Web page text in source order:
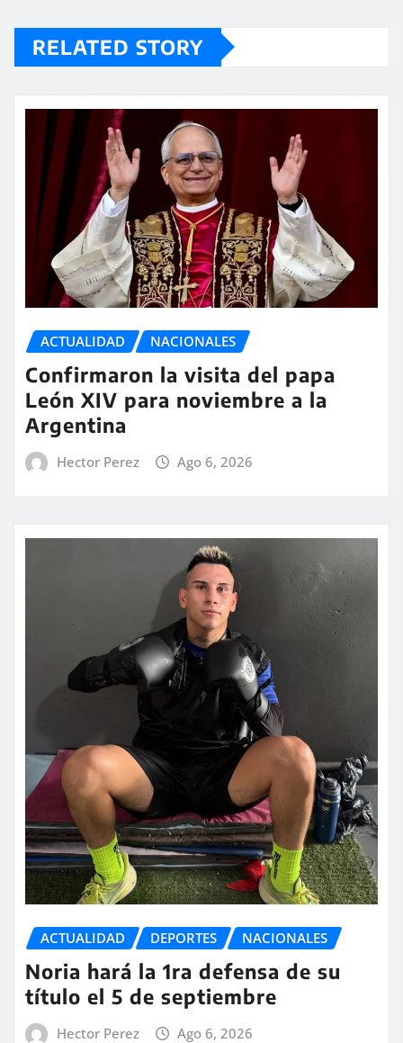
RELATED STORY
ACTUALIDAD NACIONALES
Confirmaron la visita del papa
León XIV para noviembre a la
Argentina
Hector Perez Ago 6, 2026
ACTUALIDAD DEPORTES NACIONALES
Noria hará la 1ra defensa de su
título el 5 de septiembre
Hector Perez Ago 6, 2026